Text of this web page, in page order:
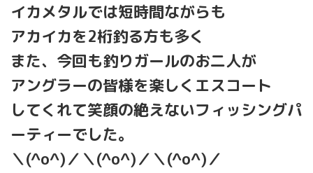
イカメタルでは短時間ながらも
アカイカを2桁釣る方も多く
また、今回も釣りガールのお二人が
アングラーの皆様を楽しくエスコート
してくれて笑顔の絶えないフィッシングパ
ーティーでした。
＼(^o^)／＼(^o^)／＼(^o^)／